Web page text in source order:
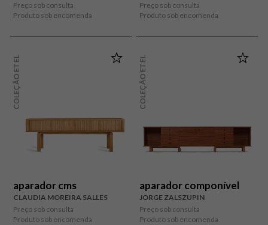
Preço sob consulta
Produto sob encomenda
Preço sob consulta
Produto sob encomenda
COLEÇÃO ETEL
aparador cms
CLAUDIA MOREIRA SALLES
Preço sob consulta
Produto sob encomenda
COLEÇÃO ETEL
aparador componível
JORGE ZALSZUPIN
Preço sob consulta
Produto sob encomenda